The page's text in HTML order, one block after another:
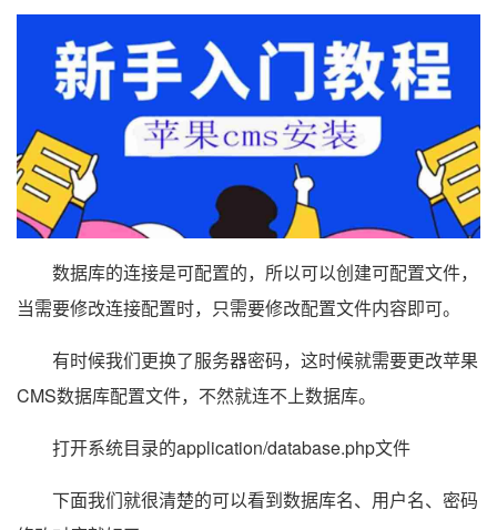
数据库的连接是可配置的，所以可以创建可配置文件，
当需要修改连接配置时，只需要修改配置文件内容即可。
有时候我们更换了服务器密码，这时候就需要更改苹果
CMS数据库配置文件，不然就连不上数据库。
打开系统目录的application/database.php文件
下面我们就很清楚的可以看到数据库名、用户名、密码